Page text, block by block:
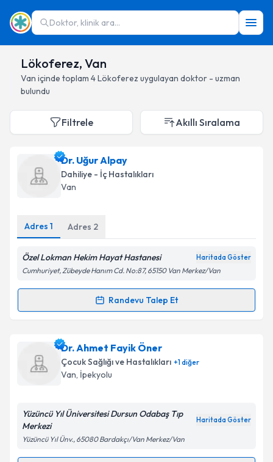
Doktor, klinik ara...
Lökoferez, Van
Van içinde toplam 4Lökoferez uygulayan doktor - uzman
bulundu
Filtrele Akıllı Sıralama
Dr. Uğur Alpay
Dahiliye - İç Hastalıkları
Van
Adres 1 Adres 2
Özel Lokman Hekim Hayat Hastanesi Haritada Göster
Cumhuriyet, Zübeyde Hanım Cd. No:87, 65150 Van Merkez/Van
Randevu Talep Et
Randevu Takvimi Talebi
Dr. Uğur Alpayiçin randevu takvimi talebi oluşturun.
Size bu uzmandan randevu almanız için bir takvim
hazırlandığında e-posta ile bilgilendireceğiz.
Kişisel verilerimin işlenmesine ilişkinAydınlatma
Dr. Ahmet Fayik Öner
Çocuk Sağlığı ve Hastalıkları +1diğer
Van, İpekyolu
Yüzüncü Yıl Üniversitesi Dursun Odabaş Tıp
Merkezi
Haritada Göster
Yüzüncü Yıl Ünv., 65080 Bardakçı/Van Merkez/Van